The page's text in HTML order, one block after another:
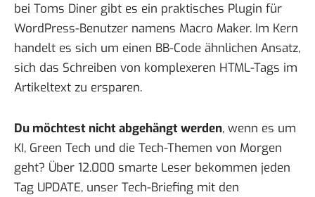
bei Toms Diner gibt es ein praktisches Plugin für
WordPress-Benutzer namens Macro Maker. Im Kern
handelt es sich um einen BB-Code ähnlichen Ansatz,
sich das Schreiben von komplexeren HTML-Tags im
Artikeltext zu ersparen.
Du möchtest nicht abgehängt werden, wenn es um
KI, Green Tech und die Tech-Themen von Morgen
geht? Über 12.000 smarte Leser bekommen jeden
Tag UPDATE, unser Tech-Briefing mit den